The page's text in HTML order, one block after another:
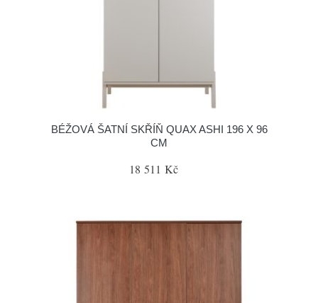
BÉŽOVÁ ŠATNÍ SKŘÍŇ QUAX ASHI 196 X 96
CM
18 511 Kč